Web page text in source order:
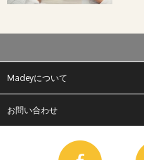
Madeyについて
お問い合わせ